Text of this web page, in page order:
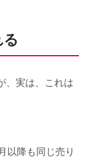
、実は、これは
以降も同じ売り